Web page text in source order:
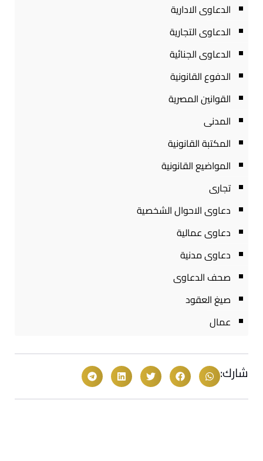
الدعاوى الادارية
الدعاوى التجارية
الدعاوى الجنائية
الدفوع القانونية
القوانين المصرية
المدنى
المكتبة القانونية
المواضيع القانونية
تجارى
دعاوى الاحوال الشخصية
دعاوى عمالية
دعاوى مدنية
صحف الدعاوى
صيغ العقود
عمال
شارك: